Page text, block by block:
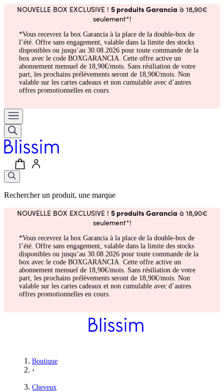
NOUVELLE BOX EXCLUSIVE ! 5 produits Garancia à 18,90€
seulement*!
*Vous recevrez la box Garancia à la place de la double-box de
l’été. Offre sans engagement, valable dans la limite des stocks
disponibles ou jusqu’au 30.08.2026 pour toute commande de la
box avec le code BOXGARANCIA. Cette offre active un
abonnement mensuel de 18,90€/mois. Sans résiliation de votre
part, les prochains prélèvements seront de 18,90€/mois. Non
valable sur les cartes cadeaux et non cumulable avec d’autres
offres promotionnelles en cours.
Rechercher un produit, une marque
NOUVELLE BOX EXCLUSIVE ! 5 produits Garancia à 18,90€
seulement*!
*Vous recevrez la box Garancia à la place de la double-box de
l’été. Offre sans engagement, valable dans la limite des stocks
disponibles ou jusqu’au 30.08.2026 pour toute commande de la
box avec le code BOXGARANCIA. Cette offre active un
abonnement mensuel de 18,90€/mois. Sans résiliation de votre
part, les prochains prélèvements seront de 18,90€/mois. Non
valable sur les cartes cadeaux et non cumulable avec d’autres
offres promotionnelles en cours.
Boutique
›
Cheveux